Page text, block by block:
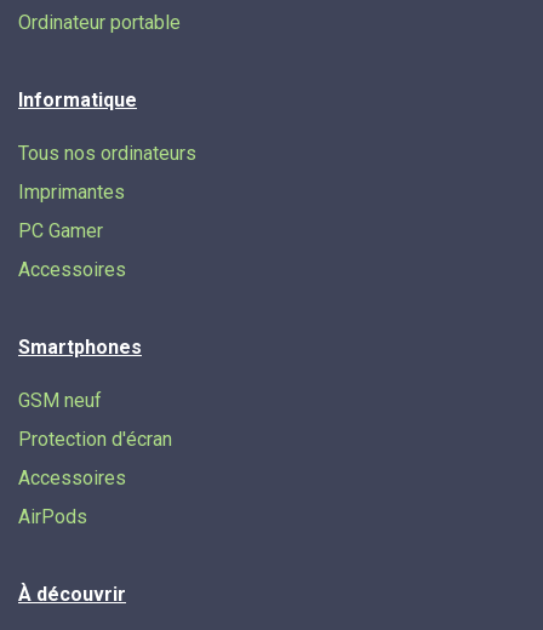
Ordinateur portable
Informatique
Tous nos ordinateurs
Imprimantes
PC Gamer
Accessoires
Smartphones
GSM neuf
Protection d'écran
Accessoires
AirPods
À découvrir